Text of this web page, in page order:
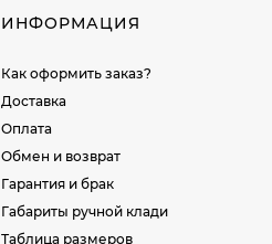
ИНФОРМАЦИЯ
Как оформить заказ?
Доставка
Оплата
Обмен и возврат
Гарантия и брак
Габариты ручной клади
Таблица размеров